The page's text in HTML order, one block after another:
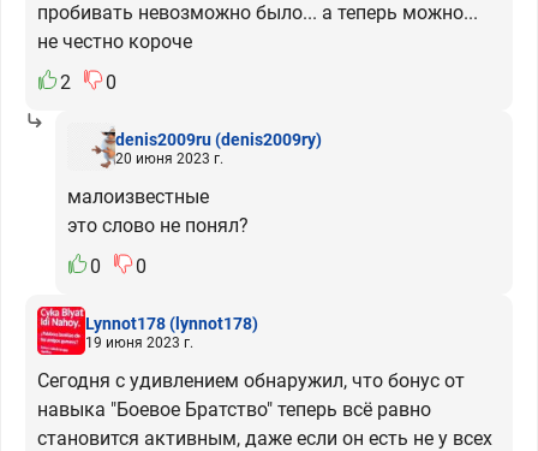
пробивать невозможно было... а теперь можно...
не честно короче
2
0
denis2009ru(denis2009ry)
20 июня 2023 г.
малоизвестные
это слово не понял?
0
0
Lynnot178(lynnot178)
19 июня 2023 г.
Сегодня с удивлением обнаружил, что бонус от
навыка "Боевое Братство" теперь всё равно
становится активным, даже если он есть не у всех